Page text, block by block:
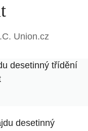
Union.cz
desetinný třídění
desetinný